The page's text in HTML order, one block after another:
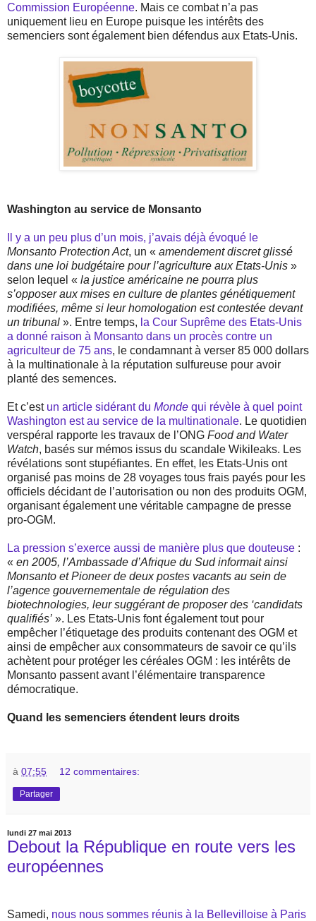
Commission Européenne. Mais ce combat n’a pas
uniquement lieu en Europe puisque les intérêts des
semenciers sont également bien défendus aux Etats-Unis.
Washington au service de Monsanto
Il y a un peu plus d’un mois, j’avais déjà évoqué le
Monsanto Protection Act, un « amendement discret glissé
dans une loi budgétaire pour l’agriculture aux Etats-Unis »
selon lequel « la justice américaine ne pourra plus
s’opposer aux mises en culture de plantes génétiquement
modifiées, même si leur homologation est contestée devant
un tribunal ». Entre temps, la Cour Suprême des Etats-Unis
a donné raison à Monsanto dans un procès contre un
agriculteur de 75 ans, le condamnant à verser 85 000 dollars
à la multinationale à la réputation sulfureuse pour avoir
planté des semences.
Et c’est un article sidérant du Monde qui révèle à quel point
Washington est au service de la multinationale. Le quotidien
verspéral rapporte les travaux de l’ONG Food and Water
Watch, basés sur mémos issus du scandale Wikileaks. Les
révélations sont stupéfiantes. En effet, les Etats-Unis ont
organisé pas moins de 28 voyages tous frais payés pour les
officiels décidant de l’autorisation ou non des produits OGM,
organisant également une véritable campagne de presse
pro-OGM.
La pression s’exerce aussi de manière plus que douteuse :
« en 2005, l’Ambassade d’Afrique du Sud informait ainsi
Monsanto et Pioneer de deux postes vacants au sein de
l’agence gouvernementale de régulation des
biotechnologies, leur suggérant de proposer des ‘candidats
qualifiés’ ». Les Etats-Unis font également tout pour
empêcher l’étiquetage des produits contenant des OGM et
ainsi de empêcher aux consommateurs de savoir ce qu’ils
achètent pour protéger les céréales OGM : les intérêts de
Monsanto passent avant l’élémentaire transparence
démocratique.
Quand les semenciers étendent leurs droits
à 07:55 12 commentaires:
Partager
lundi 27 mai 2013
Debout la République en route vers les
européennes
Samedi, nous nous sommes réunis à la Bellevilloise à Paris